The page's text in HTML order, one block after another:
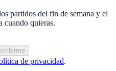
partidos del fin de semana y el
cuando quieras.
de privacidad.